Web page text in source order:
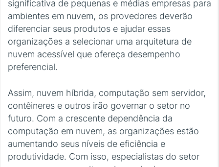
significativa de pequenas e médias empresas para
ambientes em nuvem, os provedores deverão
diferenciar seus produtos e ajudar essas
organizações a selecionar uma arquitetura de
nuvem acessível que ofereça desempenho
preferencial.
Assim, nuvem híbrida, computação sem servidor,
contêineres e outros irão governar o setor no
futuro. Com a crescente dependência da
computação em nuvem, as organizações estão
aumentando seus níveis de eficiência e
produtividade. Com isso, especialistas do setor